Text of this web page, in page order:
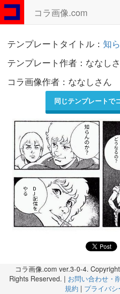
コラ画像.com
テンプレートタイトル： 知
テンプレート作者：ななし
コラ画像作者：ななしさん
同じテンプレートで
コラ画像.com ver.3-0-4.
Rights Reserved. | お問い合わせ・
規約 | プライバ